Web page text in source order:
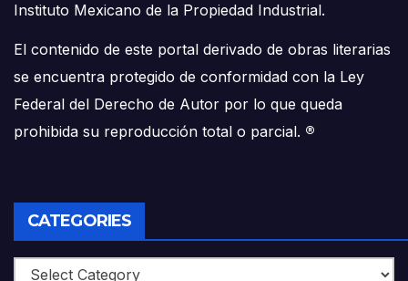
Instituto Mexicano de la Propiedad Industrial.
El contenido de este portal derivado de obras literarias
se encuentra protegido de conformidad con la Ley
Federal del Derecho de Autor por lo que queda
prohibida su reproducción total o parcial. ®
CATEGORIES
Categories